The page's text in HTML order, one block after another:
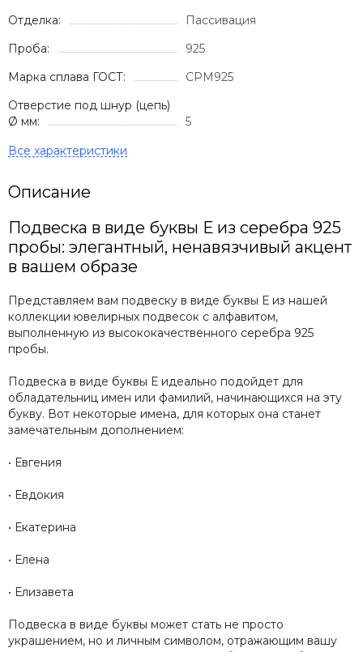
Отделка:
Пассивация
Проба:
925
Марка сплава ГОСТ:
СРМ925
Отверстие под шнур (цепь)
Ø мм:
5
Описание
Подвеска в виде буквы Е из серебра 925
пробы: элегантный, ненавязчивый акцент
в вашем образе
Представляем вам подвеску в виде буквы Е из нашей
коллекции ювелирных подвесок с алфавитом,
выполненную из высококачественного серебра 925
пробы.
Подвеска в виде буквы Е идеально подойдет для
обладательниц имен или фамилий, начинающихся на эту
букву. Вот некоторые имена, для которых она станет
замечательным дополнением:
• Евгения
• Евдокия
• Екатерина
• Елена
• Елизавета
Подвеска в виде буквы может стать не просто
украшением, но и личным символом, отражающим вашу